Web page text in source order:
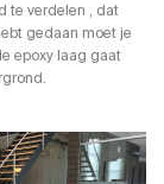
te verdelen , dat
gedaan moet je
epoxy laag gaat